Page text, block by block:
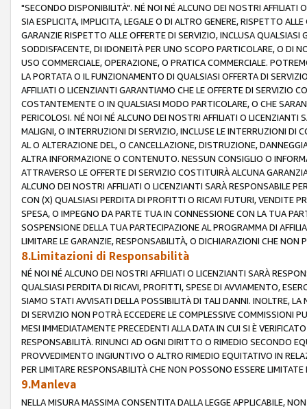
"SECONDO DISPONIBILITÀ". NÉ NOI NÉ ALCUNO DEI NOSTRI
SIA ESPLICITA, IMPLICITA, LEGALE O DI ALTRO GENERE, RISPETTO
GARANZIE RISPETTO ALLE OFFERTE DI SERVIZIO, INCLUSA
SODDISFACENTE, DI IDONEITÀ PER UNO SCOPO PARTICOLARE, O DI
USO COMMERCIALE, OPERAZIONE, O PRATICA COMMERCIALE.
LA PORTATA O IL FUNZIONAMENTO DI QUALSIASI OFFERTA DI
AFFILIATI O LICENZIANTI GARANTIAMO CHE LE OFFERTE DI SERVIZIO
COSTANTEMENTE O IN QUALSIASI MODO PARTICOLARE, O CHE
PERICOLOSI. NÉ NOI NÉ ALCUNO DEI NOSTRI AFFILIATI O LICENZIANTI
MALIGNI, O INTERRUZIONI DI SERVIZIO, INCLUSE LE INTERRUZIONI DI
AL O ALTERAZIONE DEL, O CANCELLAZIONE, DISTRUZIONE,
ALTRA INFORMAZIONE O CONTENUTO. NESSUN CONSIGLIO O
ATTRAVERSO LE OFFERTE DI SERVIZIO COSTITUIRÀ ALCUNA
ALCUNO DEI NOSTRI AFFILIATI O LICENZIANTI SARÀ RESPONSABILE
CON (X) QUALSIASI PERDITA DI PROFITTI O RICAVI FUTURI, VENDITE
SPESA, O IMPEGNO DA PARTE TUA IN CONNESSIONE CON LA TUA
SOSPENSIONE DELLA TUA PARTECIPAZIONE AL PROGRAMMA DI
LIMITARE LE GARANZIE, RESPONSABILITÀ, O DICHIARAZIONI CHE NON
8.Limitazioni di Responsabilità
NÉ NOI NÉ ALCUNO DEI NOSTRI AFFILIATI O LICENZIANTI SARÀ
QUALSIASI PERDITA DI RICAVI, PROFITTI, SPESE DI AVVIAMENTO,
SIAMO STATI AVVISATI DELLA POSSIBILITÀ DI TALI DANNI. INOLTRE,
DI SERVIZIO NON POTRÀ ECCEDERE LE COMPLESSIVE COMMISSIONI
MESI IMMEDIATAMENTE PRECEDENTI ALLA DATA IN CUI SI È
RESPONSABILITÀ. RINUNCI AD OGNI DIRITTO O RIMEDIO SECONDO
PROVVEDIMENTO INGIUNTIVO O ALTRO RIMEDIO EQUITATIVO IN
PER LIMITARE RESPONSABILITÀ CHE NON POSSONO ESSERE LIMITATE
9.Manleva
NELLA MISURA MASSIMA CONSENTITA DALLA LEGGE APPLICABILE,